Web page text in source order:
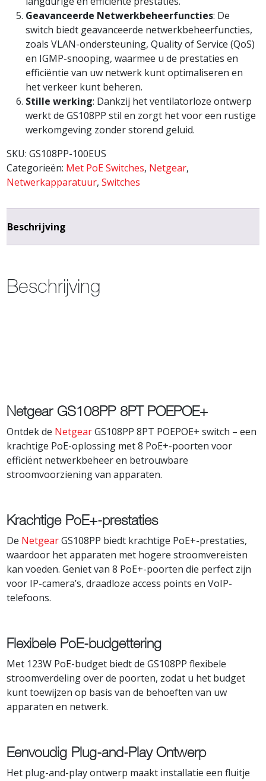
Geavanceerde Netwerkbeheerfuncties: De
switch biedt geavanceerde netwerkbeheerfuncties,
zoals VLAN-ondersteuning, Quality of Service (QoS)
en IGMP-snooping, waarmee u de prestaties en
efficiëntie van uw netwerk kunt optimaliseren en
het verkeer kunt beheren.
Stille werking: Dankzij het ventilatorloze ontwerp
werkt de GS108PP stil en zorgt het voor een rustige
werkomgeving zonder storend geluid.
SKU:GS108PP-100EUS
Categorieën: Met PoE Switches, Netgear,
Netwerkapparatuur,Switches
Beschrijving
Beschrijving
Netgear GS108PP 8PT POEPOE+
Ontdek de NetgearGS108PP 8PT POEPOE+ switch – een
krachtige PoE-oplossing met 8 PoE+-poorten voor
efficiënt netwerkbeheer en betrouwbare
stroomvoorziening van apparaten.
Krachtige PoE+-prestaties
De NetgearGS108PP biedt krachtige PoE+-prestaties,
waardoor het apparaten met hogere stroomvereisten
kan voeden. Geniet van 8 PoE+-poorten die perfect zijn
voor IP-camera’s, draadloze access points en VoIP-
telefoons.
Flexibele PoE-budgettering
Met 123W PoE-budget biedt de GS108PP flexibele
stroomverdeling over de poorten, zodat u het budget
kunt toewijzen op basis van de behoeften van uw
apparaten en netwerk.
Eenvoudig Plug-and-Play Ontwerp
Het plug-and-play ontwerp maakt installatie een fluitje